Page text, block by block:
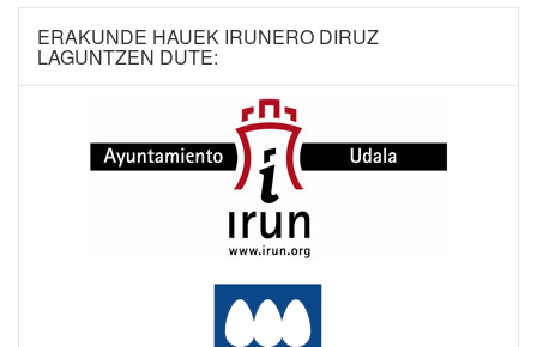
ERAKUNDE HAUEK IRUNERO DIRUZ
LAGUNTZEN DUTE: